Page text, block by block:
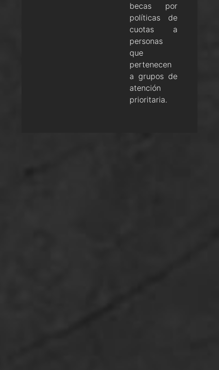
becas por
políticas de
cuotas a
personas
que
pertenecen
a grupos de
atención
prioritaria.